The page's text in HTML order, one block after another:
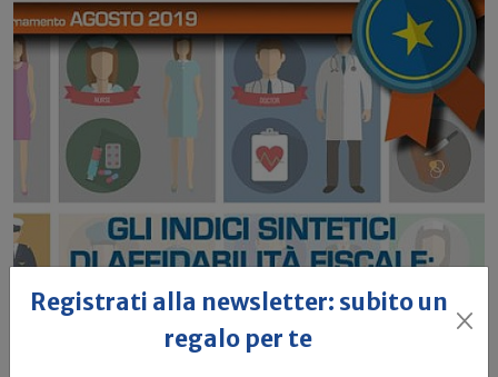
ISA 2019: online il “pacchetto” dei
controlli telematici. Aggiornata la
Guida delle Entrate
Registrati alla newsletter: subito un
regalo per te